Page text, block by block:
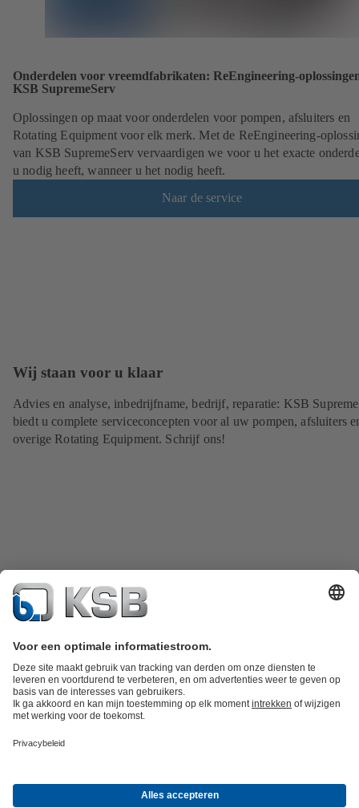
Onderdelen voor vreemdfabrikaten: ReEngineering-
KSB SupremeServ
Oplossingen op maat voor onderdelen voor pompen, afsluiters en
Rotating Equipment voor elk merk. Met de ReEngineering-
van KSB SupremeServ vervaardigen we voor u het exacte
u nodig heeft, wanneer u het nodig heeft.
Naar de service
Wij staan voor u klaar
Advies en analyse, inbedrijfname, bedrijf, reparatie: KSB
biedt u complete serviceconcepten voor al uw pompen, afsluiters
overige Rotating Equipment. Schrijf ons!
WatertechniekIndustrietechniek